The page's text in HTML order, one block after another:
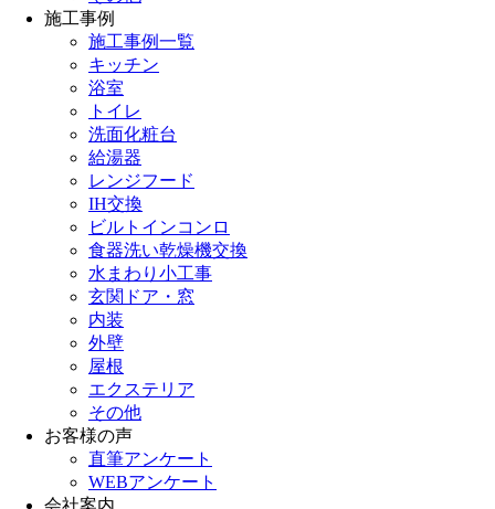
施工事例
施工事例一覧
キッチン
浴室
トイレ
洗面化粧台
給湯器
レンジフード
IH交換
ビルトインコンロ
食器洗い乾燥機交換
水まわり小工事
玄関ドア・窓
内装
外壁
屋根
エクステリア
その他
お客様の声
直筆アンケート
WEBアンケート
会社案内